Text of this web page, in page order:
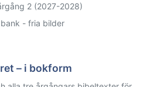
2 (2027-2028)
- fria bilder
– i bokform